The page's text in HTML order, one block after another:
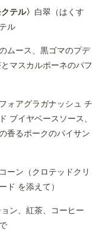
テル〉 白翠（はくす
ル
ムース、黒ゴマのプデ
マスカルポーネのパフ
ォアグラガナッシュ チ
ブイヤベースソース、
香るポークのパイサン
ーン（クロテッドクリ
ド を添えて）
ン、紅茶、コーヒー